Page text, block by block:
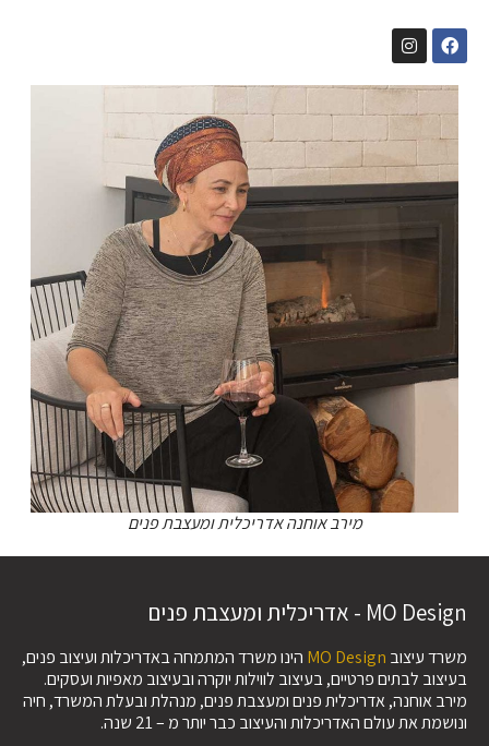
מירב אוחנה אדריכלית ומעצבת פנים
MO Design - אדריכלית ומעצבת פנים
משרד עיצוב MO Design הינו משרד המתמחה באדריכלות ועיצוב פנים,
בעיצוב לבתים פרטיים, בעיצוב לווילות יוקרה ובעיצוב מאפיות ועסקים.
מירב אוחנה, אדריכלית פנים ומעצבת פנים, מנהלת ובעלת המשרד, חיה
ונושמת את עולם האדריכלות והעיצוב כבר יותר מ – 21 שנה.